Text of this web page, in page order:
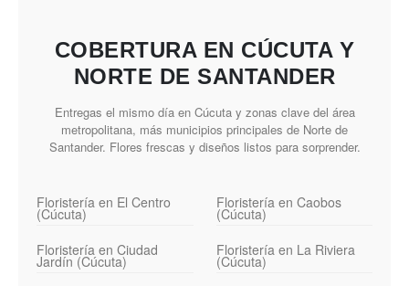
COBERTURA EN CÚCUTA Y
NORTE DE SANTANDER
Entregas el mismo día en Cúcuta y zonas clave del área
metropolitana, más municipios principales de Norte de
Santander. Flores frescas y diseños listos para sorprender.
Floristería en El Centro
(Cúcuta)
Floristería en Caobos
(Cúcuta)
Floristería en Ciudad
Jardín (Cúcuta)
Floristería en La Riviera
(Cúcuta)